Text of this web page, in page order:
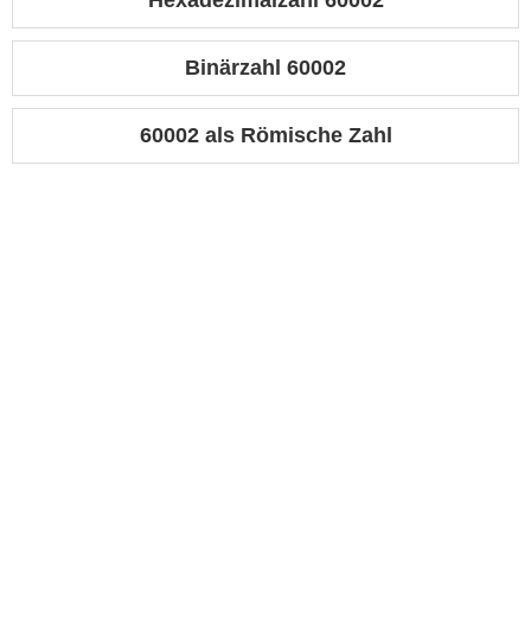
Binärzahl 60002
60002 als Römische Zahl